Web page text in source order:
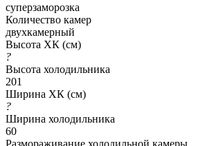
суперзаморозка
Количество камер
двухкамерный
Высота ХК (см)
?
Высота холодильника
201
Ширина ХК (см)
?
Ширина холодильника
60
Размораживание холодильной камеры